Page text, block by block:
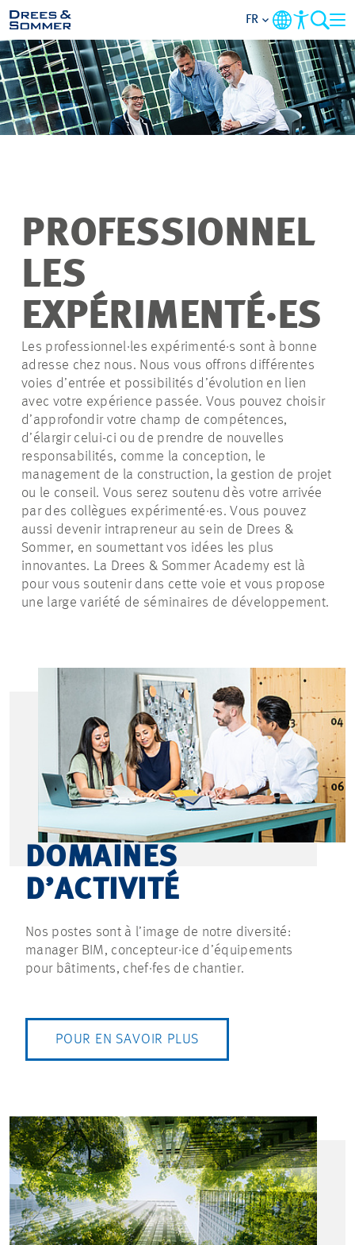
APERÇU
QUI NOUS SOMMES
POSTULER
NOS OFFRES
FR
PROFESSIONNEL
LES
EXPÉRIMENTÉ·ES
Les professionnel·les expérimenté·s sont à bonne
adresse chez nous. Nous vous offrons différentes
voies d’entrée et possibilités d’évolution en lien
avec votre expérience passée. Vous pouvez choisir
d’approfondir votre champ de compétences,
d’élargir celui-ci ou de prendre de nouvelles
responsabilités, comme la conception, le
management de la construction, la gestion de projet
ou le conseil. Vous serez soutenu dès votre arrivée
par des collègues expérimenté·es. Vous pouvez
aussi devenir intrapreneur au sein de Drees &
Sommer, en soumettant vos idées les plus
innovantes. La Drees & Sommer Academy est là
pour vous soutenir dans cette voie et vous propose
une large variété de séminaires de développement.
DOMAINES
D’ACTIVITÉ
Nos postes sont à l’image de notre diversité:
manager BIM, concepteur·ice d’équipements
pour bâtiments, chef·fes de chantier.
POUR EN SAVOIR PLUS